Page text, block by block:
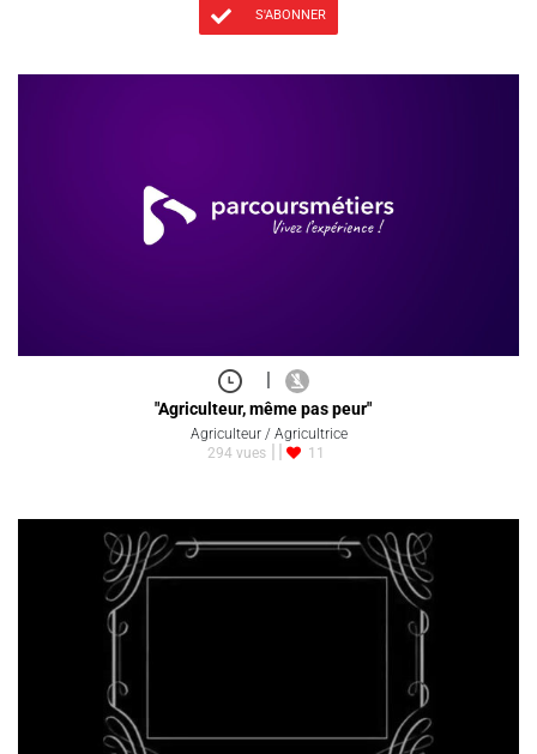
S'ABONNER
"Agriculteur, même pas peur"
Agriculteur / Agricultrice
294 vues
11